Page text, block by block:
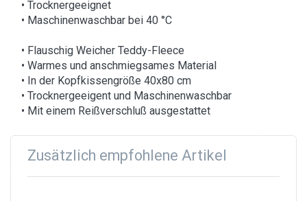
• Trocknergeeignet
• Maschinenwaschbar bei 40 °C
• Flauschig Weicher Teddy-Fleece
• Warmes und anschmiegsames Material
• In der Kopfkissengröße 40x80 cm
• Trocknergeeigent und Maschinenwaschbar
• Mit einem Reißverschluß ausgestattet
Zusätzlich empfohlene Artikel